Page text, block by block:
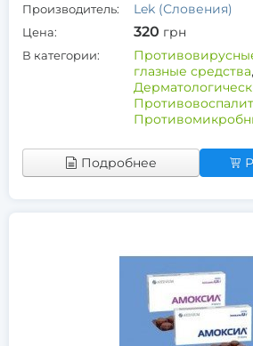
Производитель: Lek (Словения)
Цена: 320 грн
В категории:
глазные средства,
Подробнее